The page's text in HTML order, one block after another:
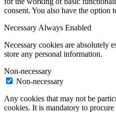
consent. You also have the option
NecessaryAlways Enabled
Necessary cookies are absolutely
store any personal information.
Non-necessary
Non-necessary
Any cookies that may not be
cookies. It is mandatory to